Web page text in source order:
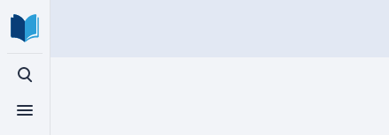
Búsqueda alternativa
Menú alternativo